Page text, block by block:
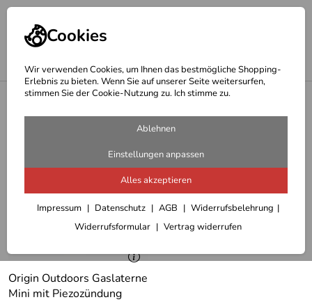
Cookies
Wir verwenden Cookies, um Ihnen das bestmögliche Shopping-
Erlebnis zu bieten. Wenn Sie auf unserer Seite weitersurfen,
stimmen Sie der Cookie-Nutzung zu. Ich stimme zu.
Ablehnen
Einstellungen anpassen
Alles akzeptieren
Impressum Datenschutz AGB
Widerrufsbelehrung
Widerrufsformular
Vertrag widerrufen
Lampen - Laternen - Feuer
Gaslaternen, Gaslampen
Origin Outdoors Gaslaterne
Mini mit Piezozündung